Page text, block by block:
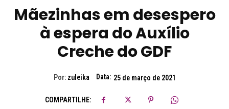
Mãezinhas em desespero
à espera do Auxílio
Creche do GDF
Por: zuleika Data: 25 de março de 2021
COMPARTILHE: